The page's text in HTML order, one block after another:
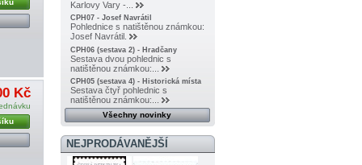
Kč
Karlovy Vary -...
CPH07 - Josef Navrátil
Pohlednice s natištěnou známkou:
Josef Navrátil.
CPH06 (sestava 2) - Hradčany
Sestava dvou pohlednic s
natištěnou známkou:...
CPH05 (sestava 4) - Historická místa
Sestava čtyř pohlednic s
natištěnou známkou:...
Všechny novinky
NEJPRODÁVANĚJŠÍ